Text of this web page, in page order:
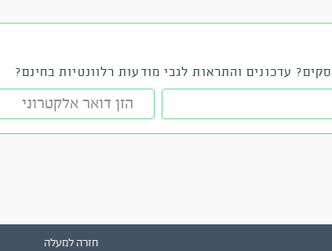
עדכונים והתראות לגבי מודעות רלוונטיות בחינם?
חזרה למעלה